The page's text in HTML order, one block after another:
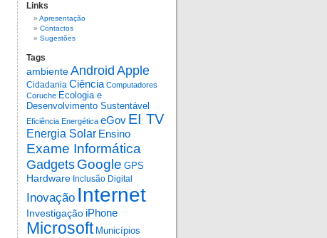
Links
Apresentação
Contactos
Sugestões
Tags
ambienteAndroid Apple
Cidadania Ciência Computadores
Coruche Ecologia e
Desenvolvimento Sustentável
Eficiência Energética eGov EI TV
Energia Solar Ensino
Exame Informática
Gadgets Google GPS
Hardware Inclusão Digital
Inovação Internet
Investigação iPhone
Microsoft Municípios